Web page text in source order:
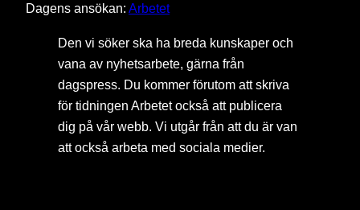
Dagens ansökan: Arbetet
Den vi söker ska ha breda kunskaper och
vana av nyhetsarbete, gärna från
dagspress. Du kommer ­förutom att skriva
för tidningen Arbetet också att publicera
dig på vår webb. Vi ­utgår från att du är van
att också arbeta med sociala medier.